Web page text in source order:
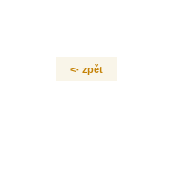
<- zpět